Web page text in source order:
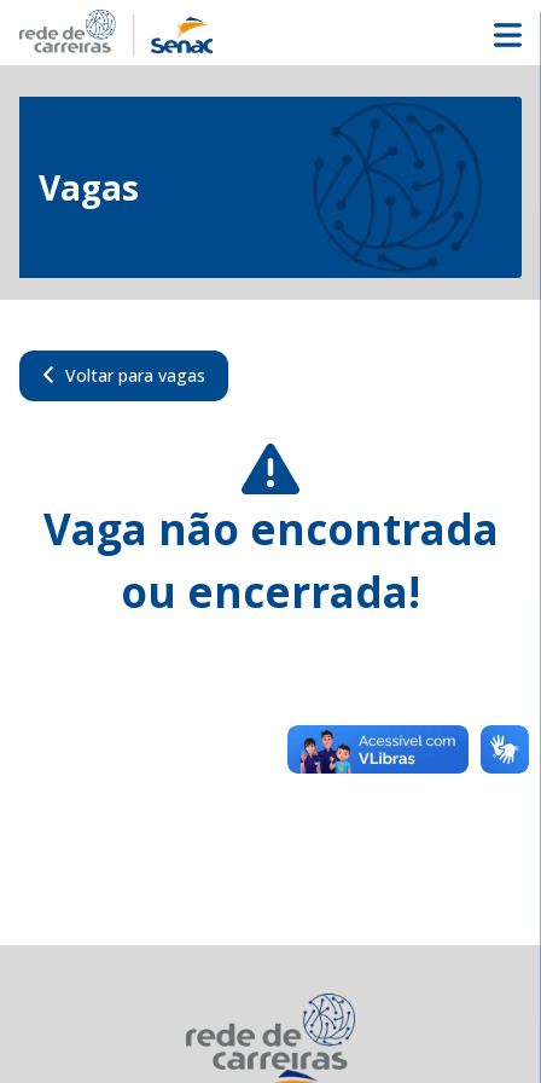
Vagas
Voltar para vagas
Vaga não encontrada
ou encerrada!